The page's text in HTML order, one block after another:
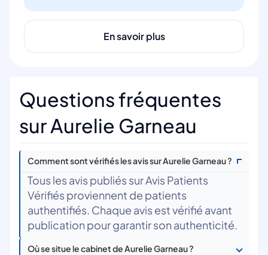
En savoir plus
Questions fréquentes
sur Aurelie Garneau
Comment sont vérifiés les avis sur Aurelie Garneau ?
Tous les avis publiés sur Avis Patients
Vérifiés proviennent de patients
authentifiés. Chaque avis est vérifié avant
publication pour garantir son authenticité.
Où se situe le cabinet de Aurelie Garneau ?